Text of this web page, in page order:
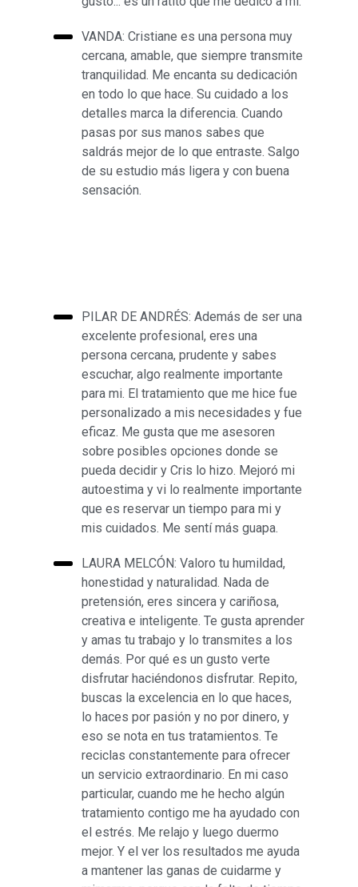
VANDA: Cristiane es una persona muy
cercana, amable, que siempre transmite
tranquilidad. Me encanta su dedicación
en todo lo que hace. Su cuidado a los
detalles marca la diferencia. Cuando
pasas por sus manos sabes que
saldrás mejor de lo que entraste. Salgo
de su estudio más ligera y con buena
sensación.
PILAR DE ANDRÉS: Además de ser una
excelente profesional, eres una
persona cercana, prudente y sabes
escuchar, algo realmente importante
para mi. El tratamiento que me hice fue
personalizado a mis necesidades y fue
eficaz. Me gusta que me asesoren
sobre posibles opciones donde se
pueda decidir y Cris lo hizo. Mejoró mi
autoestima y vi lo realmente importante
que es reservar un tiempo para mi y
mis cuidados. Me sentí más guapa.
LAURA MELCÓN: Valoro tu humildad,
honestidad y naturalidad. Nada de
pretensión, eres sincera y cariñosa,
creativa e inteligente. Te gusta aprender
y amas tu trabajo y lo transmites a los
demás. Por qué es un gusto verte
disfrutar haciéndonos disfrutar. Repito,
buscas la excelencia en lo que haces,
lo haces por pasión y no por dinero, y
eso se nota en tus tratamientos. Te
reciclas constantemente para ofrecer
un servicio extraordinario. En mi caso
particular, cuando me he hecho algún
tratamiento contigo me ha ayudado con
el estrés. Me relajo y luego duermo
mejor. Y el ver los resultados me ayuda
a mantener las ganas de cuidarme y